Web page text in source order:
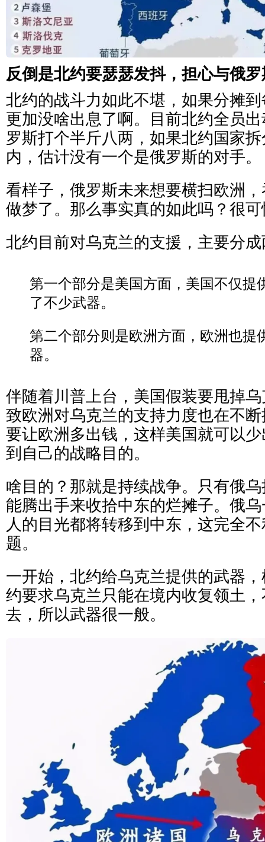
反倒是北约要瑟瑟发抖，担心与俄
北约的战斗力如此不堪，如果分摊
更加没啥出息了啊。目前北约全员
罗斯打个半斤八两，如果北约国家
内，估计没有一个是俄罗斯的对手。
看样子，俄罗斯未来想要横扫欧洲
做梦了。那么事实真的如此吗？很
北约目前对乌克兰的支援，主要分
第一个部分是美国方面，美国不仅提
了不少武器。
第二个部分则是欧洲方面，欧洲也提
器。
伴随着川普上台，美国假装要甩掉
致欧洲对乌克兰的支持力度也在不
要让欧洲多出钱，这样美国就可以
到自己的战略目的。
啥目的？那就是持续战争。只有俄
能腾出手来收拾中东的烂摊子。俄
人的目光都将转移到中东，这完全
题。
一开始，北约给乌克兰提供的武器
约要求乌克兰只能在境内收复领土
去，所以武器很一般。